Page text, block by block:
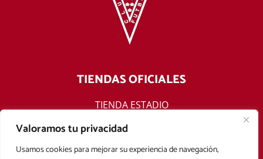
Valoramos tu privacidad
Usamos cookies para mejorar su experiencia de navegación,
TIENDAS OFICIALES
TIENDA ESTADIO
TIENDA ONLINE
F T Y I